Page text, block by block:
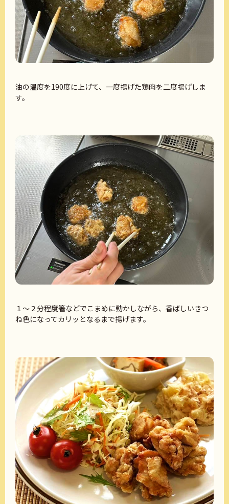
油の温度を190度に上げて、一度揚げた鶏肉を二度揚げしま
す。
１～２分程度箸などでこまめに動かしながら、香ばしいきつ
ね色になってカリッとなるまで揚げます。